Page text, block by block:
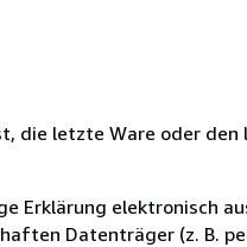
die letzte Ware oder den
Erklärung elektronisch
Datenträger (z. B.